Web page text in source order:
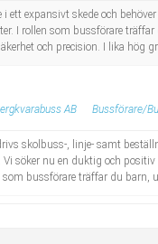
i ett expansivt skede och
I rollen som bussförare
och precision. I lika hög
AB Bussförare/
skolbuss-, linje- samt
söker nu en duktig och
som bussförare träffar du barn,